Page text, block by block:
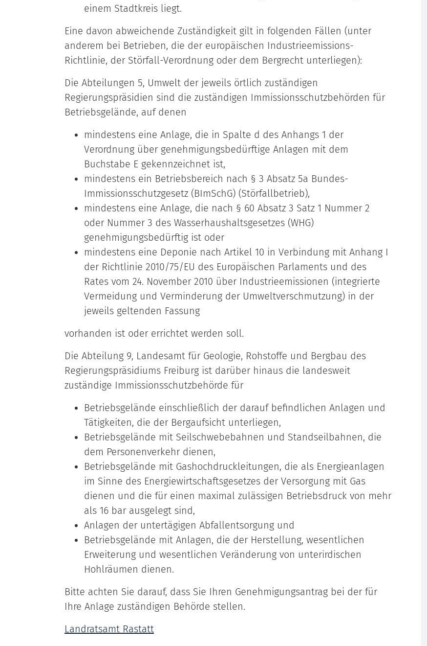
einem Stadtkreis liegt.
Eine davon abweichende Zuständigkeit gilt in folgenden Fällen (unter
anderem bei Betrieben, die der europäischen Industrieemissions-
Richtlinie, der Störfall-Verordnung oder dem Bergrecht unterliegen):
Die Abteilungen 5, Umwelt der jeweils örtlich zuständigen
Regierungspräsidien sind die zuständigen Immissionsschutzbehörden für
Betriebsgelände, auf denen
mindestens eine Anlage, die in Spalte d des Anhangs 1 der
Verordnung über genehmigungsbedürftige Anlagen mit dem
Buchstabe E gekennzeichnet ist,
mindestens ein Betriebsbereich nach § 3 Absatz 5a Bundes-
Immissionsschutzgesetz (BImSchG) (Störfallbetrieb),
mindestens eine Anlage, die nach § 60 Absatz 3 Satz 1 Nummer 2
oder Nummer 3 des Wasserhaushaltsgesetzes (WHG)
genehmigungsbedürftig ist oder
mindestens eine Deponie nach Artikel 10 in Verbindung mit Anhang I
der Richtlinie 2010/75/EU des Europäischen Parlaments und des
Rates vom 24. November 2010 über Industrieemissionen (integrierte
Vermeidung und Verminderung der Umweltverschmutzung) in der
jeweils geltenden Fassung
vorhanden ist oder errichtet werden soll.
Die Abteilung 9, Landesamt für Geologie, Rohstoffe und Bergbau des
Regierungspräsidiums Freiburg ist darüber hinaus die landesweit
zuständige Immissionsschutzbehörde für
Betriebsgelände einschließlich der darauf befindlichen Anlagen und
Tätigkeiten, die der Bergaufsicht unterliegen,
Betriebsgelände mit Seilschwebebahnen und Standseilbahnen, die
dem Personenverkehr dienen,
Betriebsgelände mit Gashochdruckleitungen, die als Energieanlagen
im Sinne des Energiewirtschaftsgesetzes der Versorgung mit Gas
dienen und die für einen maximal zulässigen Betriebsdruck von mehr
als 16 bar ausgelegt sind,
Anlagen der untertägigen Abfallentsorgung und
Betriebsgelände mit Anlagen, die der Herstellung, wesentlichen
Erweiterung und wesentlichen Veränderung von unterirdischen
Hohlräumen dienen.
Bitte achten Sie darauf, dass Sie Ihren Genehmigungsantrag bei der für
Ihre Anlage zuständigen Behörde stellen.
Landratsamt Rastatt